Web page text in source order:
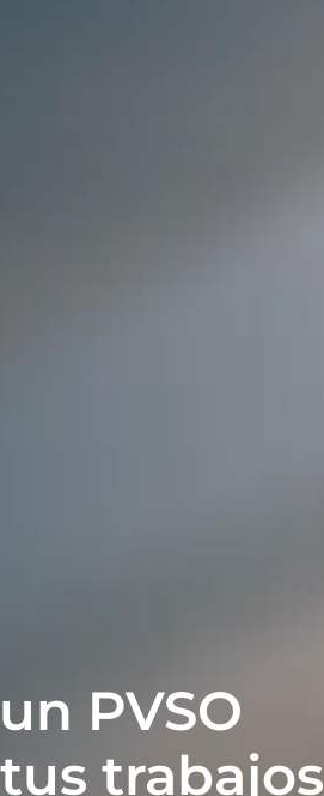
PVSO
trabajos